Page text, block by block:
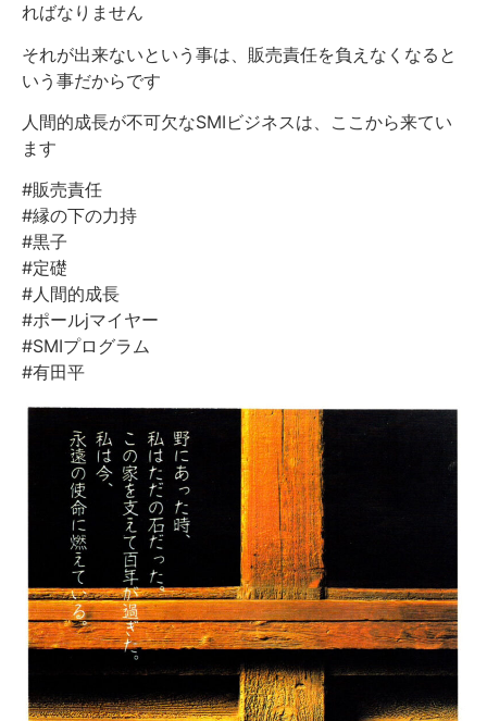
ればなりません
それが出来ないという事は、販売責任を負えなくなると
いう事だからです
人間的成長が不可欠なSMIビジネスは、ここから来てい
ます
#販売責任
#縁の下の力持
#黒子
#定礎
#人間的成長
#ポールjマイヤー
#SMIプログラム
#有田平